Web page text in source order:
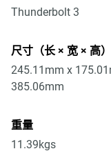
Thunderbolt 3
尺寸（长 × 宽 × 高）
245.11mm x
385.06mm
重量
11.39kgs